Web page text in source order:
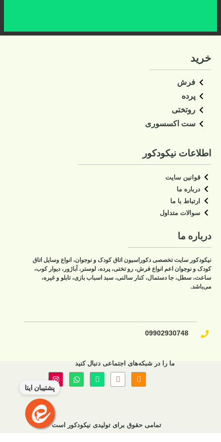
پشتیبان ایتا
خرید
فرش
پرده
روتختی
ست اکسسوری
اطلاعات نیکودکور
قوانین سایت
درباره ما
ارتباط با ما
سوالات متداول
درباره ما
نیکودکور سایت تخصصی دکوراسیون اتاق کودک و نوجوان، انواع وسایل اتاق
کودک و نوجوان اعم انواع فرش، رو تختی، پرده، لوستر، آباژور، دیوار کوب،
ساعت، سطل، جا دستمال، کنار سالنی، سبد اسباب بازی، تابلو و غیره،
می‌باشد.
09902930748​
ما را در شبکه‌های اجتماعی دنبال کنید
تمامی حقوق برای تولیدی نیکودکور است